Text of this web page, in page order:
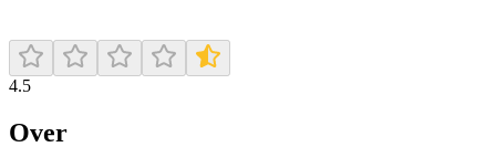
4.5
Over